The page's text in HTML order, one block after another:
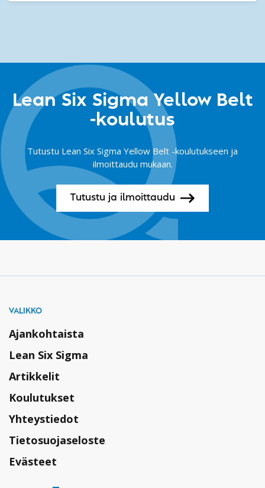
Lean Six Sigma Yellow Belt
-koulutus
Tutustu Lean Six Sigma Yellow Belt -koulutukseen ja
ilmoittaudu mukaan.
Tutustu ja ilmoittaudu
VALIKKO
Ajankohtaista
Lean Six Sigma
Artikkelit
Koulutukset
Yhteystiedot
Tietosuojaseloste
Evästeet